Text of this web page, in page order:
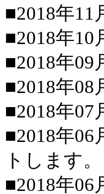
■2018年
■2018年
■2018年
■2018年
■2018年
■2018年
トします。
■2018年